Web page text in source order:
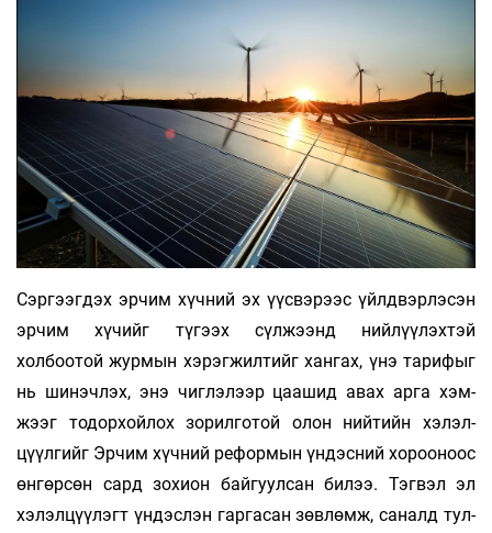
Сэргээгдэх эрчим хүчний эх үүсвэрээс үйлд­­­­вэр­лэсэн
эрчим хүчийг түгээх сүл­жээнд ний­лүү­лэхтэй
холбоотой журмын хэ­рэг­­жил­тийг хангах, үнэ тарифыг
нь шинэчлэх, энэ чиг­лэ­лээр цаашид авах арга хэм­­
жээг то­дор­хойлох зорилготой олон ний­­тийн хэ­лэл­
цүүлгийг Эрчим хүчний рефор­­мын үндэсний хорооноос
өнгөрсөн сард зохион байгуулсан билээ. Тэгвэл эл
хэлэл­цүүлэгт үндэслэн гар­гасан зөв­лөмж, саналд тул­